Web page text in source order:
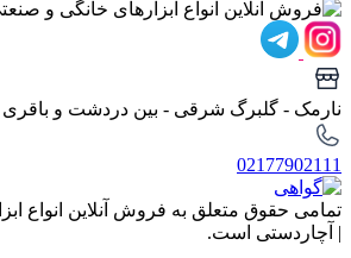
نارمک - گلبرگ شرقی - بین دردشت و باقری -
02177902111
تمامی حقوق متعلق به فروش آنلاین انواع
| آچاردستی است.